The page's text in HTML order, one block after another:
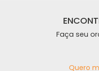
Faça seu
Quero